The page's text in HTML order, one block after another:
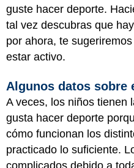
guste hacer deporte.
tal vez descubras que
por ahora, te
estar activo.
Algunos datos sobre
A veces, los niños tienen
gusta hacer deporte
cómo funcionan los
practicado lo suficiente.
complicados debido a